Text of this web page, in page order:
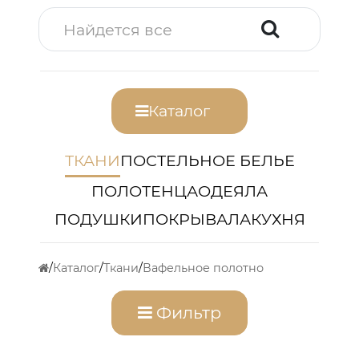
Каталог
ТКАНИПОСТЕЛЬНОЕ БЕЛЬЕ
ПОЛОТЕНЦАОДЕЯЛА
ПОДУШКИПОКРЫВАЛАКУХНЯ
Каталог Ткани Вафельное полотно
Фильтр